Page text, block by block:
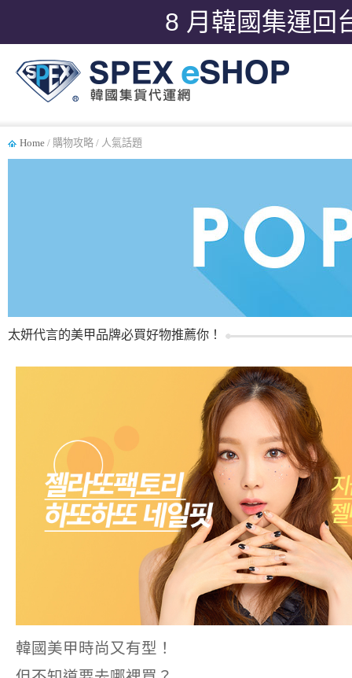
8 月韓國集運回
Home / 購物攻略 / 人氣話題
太妍代言的美甲品牌必買好物推薦你！
韓國美甲時尚又有型！